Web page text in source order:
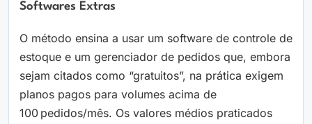
Softwares Extras
O método ensina a usar um software de controle de
estoque e um gerenciador de pedidos que, embora
sejam citados como “gratuitos”, na prática exigem
planos pagos para volumes acima de
100 pedidos/mês. Os valores médios praticados